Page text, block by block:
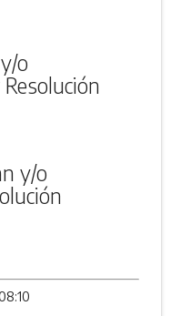
o
y/o